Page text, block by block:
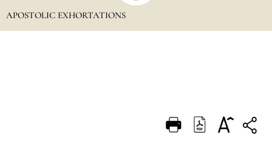
DEUTSCH
APOSTOLIC EXHORTATIONS